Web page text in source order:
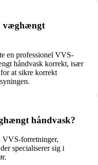
væghængt
en professionel VVS-
håndvask korrekt, især
at sikre korrekt
håndvask?
VVS-forretninger,
specialiserer sig i